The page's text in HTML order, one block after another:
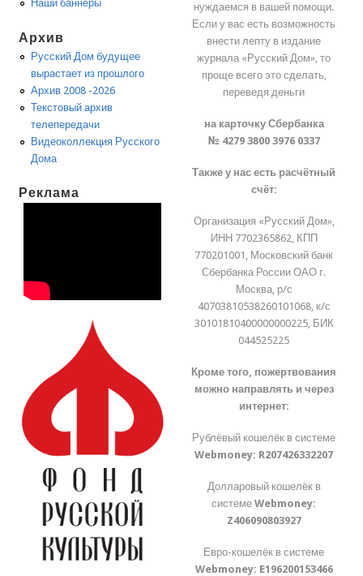
Наши баннеры
Архив
Русский Дом будущее
вырастает из прошлого
Архив 2008 -2026
Текстовый архив
телепередачи
Видеоколлекция Русского
Дома
Реклама
нуждаемся в вашей помощи.
Если у вас есть возможность
внести лепту в издание
журнала «Русский Дом», то
проще всего это сделать,
переведя деньги
на карточку Сбербанка
№ 4279 3800 3976 0337
Также у нас есть расчётный
счёт:
Организация «Русский Дом»,
ИНН 7702365862, КПП
770201001, Московский банк
Сбербанка России ОАО г.
Москва, р/с
40703810538260101068, к/с
30101810400000000225, БИК
044525225
Кроме того, пожертвования
можно направлять и через
интернет:
Рублёвый кошелёк в системе
Webmoney: R207426332207
Долларовый кошелёк в
системеWebmoney:
Z406090803927
Евро-кошелёк в системе
Webmoney: E196200153466